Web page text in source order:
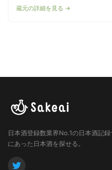
蔵元の詳細を見る →
日本酒登録数業界No.1の日本酒記録
にあった日本酒を探せる。